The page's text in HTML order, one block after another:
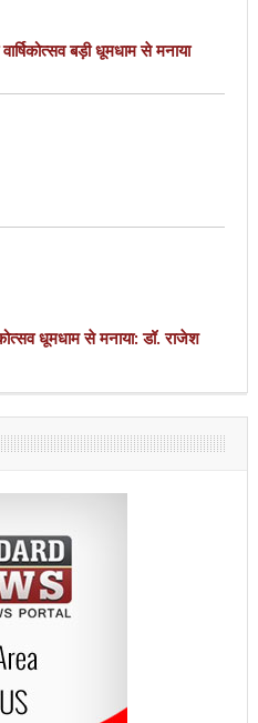
बड़ी धूमधाम से मनाया
धूमधाम से मनाया: डॉ. राजेश